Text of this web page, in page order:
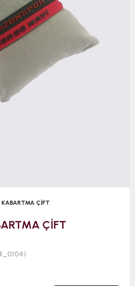
KABARTMA ÇİFT
ÇİFT